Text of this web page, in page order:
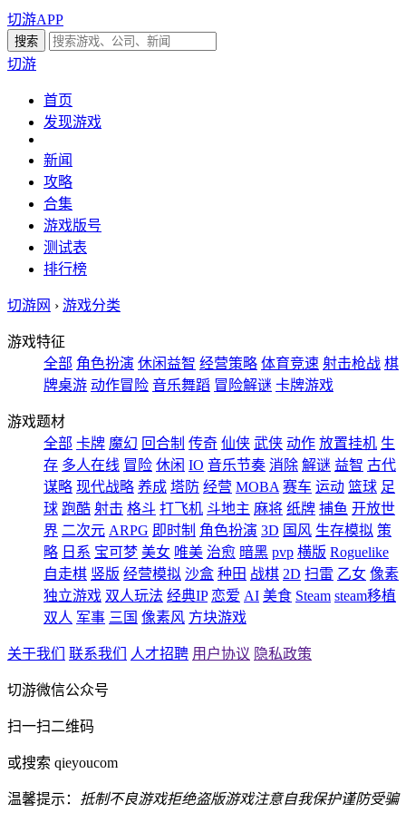
切游APP
切游
首页
发现游戏
新闻
攻略
合集
游戏版号
测试表
排行榜
切游网 › 游戏分类
游戏特征
全部 角色扮演 休闲益智 经营策略 体育竞速 射击枪战 棋
牌桌游 动作冒险 音乐舞蹈 冒险解谜 卡牌游戏
游戏题材
全部 卡牌 魔幻 回合制 传奇 仙侠 武侠 动作 放置挂机 生
存 多人在线 冒险 休闲 IO 音乐节奏 消除 解谜 益智 古代
谋略 现代战略 养成 塔防 经营 MOBA 赛车 运动 篮球 足
球 跑酷 射击 格斗 打飞机 斗地主 麻将 纸牌 捕鱼 开放世
界 二次元 ARPG 即时制 角色扮演 3D 国风 生存模拟 策
略 日系 宝可梦 美女 唯美 治愈 暗黑 pvp 横版 Roguelike
自走棋 竖版 经营模拟 沙盒 种田 战棋 2D 扫雷 乙女 像素
独立游戏 双人玩法 经典IP 恋爱 AI 美食 Steam steam移植
双人 军事 三国 像素风 方块游戏
关于我们 联系我们 人才招聘 用户协议 隐私政策
切游微信公众号
扫一扫二维码
或搜索 qieyoucom
温馨提示： 抵制不良游戏拒绝盗版游戏注意自我保护谨防受骗